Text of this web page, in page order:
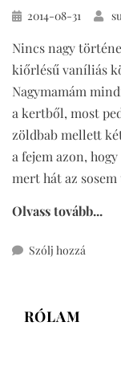
Közzétéve
2014-08-31
Nincs nagy
kiőrlésű vaníliás
Nagymamám
a kertből, most
zöldbab mellett
a fejem azon,
mert hát az
Olvass tovább...
Szólj hozzá
RÓLAM